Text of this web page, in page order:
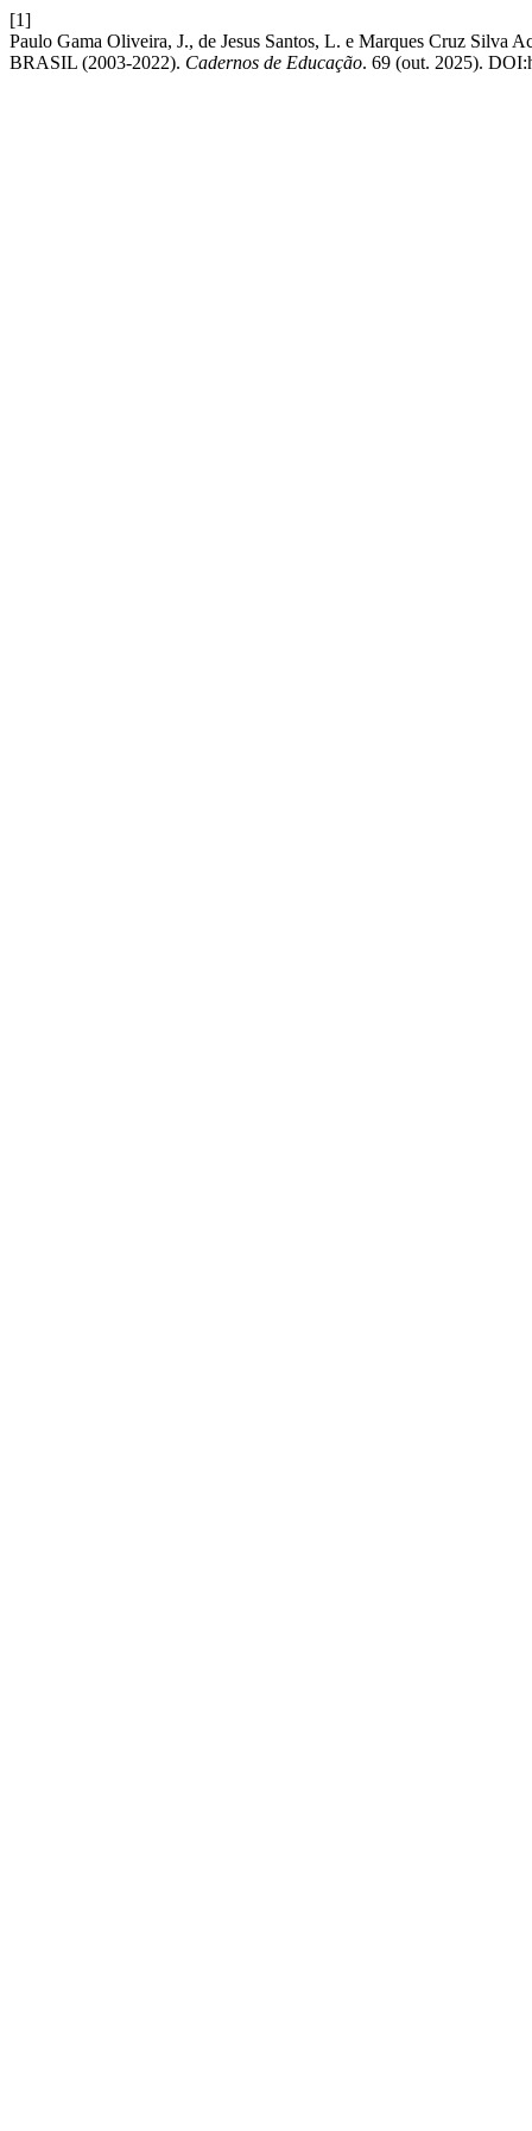
[1]
Paulo Gama Oliveira, J., de Jesus Santos, L. e Marques Cruz
BRASIL (2003-2022). Cadernos de Educação. 69 (out. 2025).